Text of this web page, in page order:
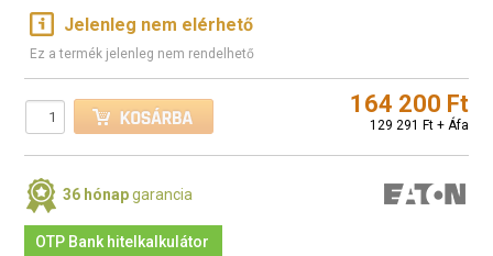
Jelenleg nem elérhető
Ez a termék jelenleg nem rendelhető
164 200 Ft
129 291 Ft + Áfa
36 hónapgarancia
OTP Bank hitelkalkulátor